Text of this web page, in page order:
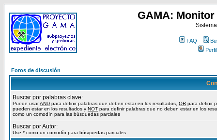
GAMA:
FAQ
Perfil
Foros de discusión
Buscar por palabras clave:
Puede usarAND para definir palabras que deben estar en los resultados, OR para definir
pueden estar en los resultados y NOT para definir palabras que no deben estar en los
como un comodín para las búsquedas parciales
Buscar por Autor:
Use * como un comodín para búsquedas parciales